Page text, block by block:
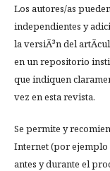
Los autores/as
independientes y
la versiÃ³n del
en un repositorio
que indiquen
vez en esta revista.
Se permite y
Internet (por ejemplo
antes y durante el